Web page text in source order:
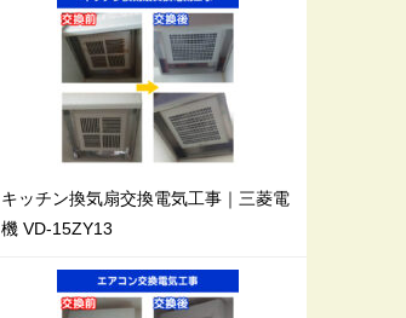
キッチン換気扇交換電気工事｜三菱電
機 VD-15ZY13